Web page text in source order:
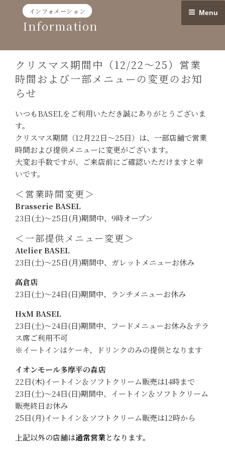
content
Menu
インフォメーション
Information
クリスマス期間中（12/22〜25）営業
時間および一部メニューの変更のお知
らせ
いつもBASELをご利用いただき誠にありがとうございま
す。
クリスマス期間（12月22日～25日）は、一部店舗で営業
時間および提供メニューに変更がございます。
大変お手数ですが、ご来店前にご確認いただけますと幸
いです。
＜営業時間変更＞
Brasserie BASEL
23日(土)〜25日(月)期間中、9時オープン
＜一部提供メニュー変更＞
Atelier BASEL
23日(土)〜25日(月)期間中、ガレットメニューお休み
高倉店
23日(土)〜24日(日)期間中、ランチメニューお休み
HxM BASEL
23日(土)〜24日(日)期間中、フードメニューお休み＆テラ
ス席ご利用不可
※イートインはケーキ、ドリンクのみの提供となります
イオンモール多摩平の森店
22日(木)イートイン＆ソフトクリーム販売は14時まで
23日(土)〜24日(日)期間中、イートイン＆ソフトクリーム
販売終日お休み
25日(月)イートイン＆ソフトクリーム販売は12時から
上記以外の店舗は通常営業となります。